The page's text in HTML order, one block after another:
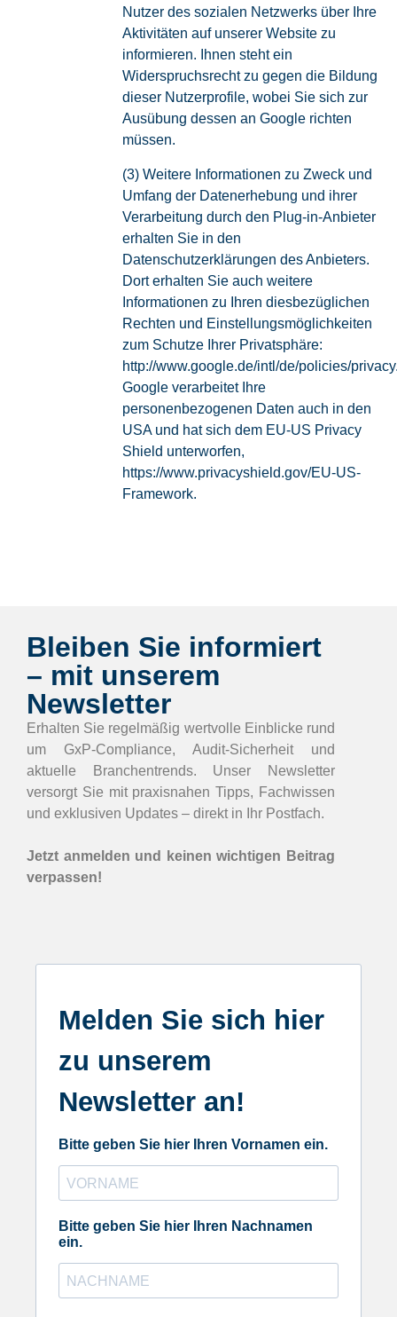
Nutzer des sozialen Netzwerks über Ihre
Aktivitäten auf unserer Website zu
informieren. Ihnen steht ein
Widerspruchsrecht zu gegen die Bildung
dieser Nutzerprofile, wobei Sie sich zur
Ausübung dessen an Google richten
müssen.
(3) Weitere Informationen zu Zweck und
Umfang der Datenerhebung und ihrer
Verarbeitung durch den Plug-in-Anbieter
erhalten Sie in den
Datenschutzerklärungen des Anbieters.
Dort erhalten Sie auch weitere
Informationen zu Ihren diesbezüglichen
Rechten und Einstellungsmöglichkeiten
zum Schutze Ihrer Privatsphäre:
http://www.google.de/intl/de/policies/
Google verarbeitet Ihre
personenbezogenen Daten auch in den
USA und hat sich dem EU-US Privacy
Shield unterworfen,
https://www.privacyshield.gov/EU-US-
Framework.
Bleiben Sie informiert
– mit unserem
Newsletter
Erhalten Sie regelmäßig wertvolle Einblicke rund
um GxP-Compliance, Audit-Sicherheit und
aktuelle Branchentrends. Unser Newsletter
versorgt Sie mit praxisnahen Tipps, Fachwissen
und exklusiven Updates – direkt in Ihr Postfach.
Jetzt anmelden und keinen wichtigen Beitrag
verpassen!